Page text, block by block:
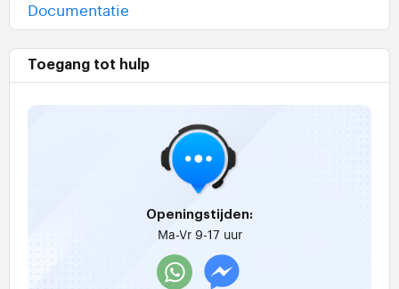
Documentatie
Toegang tot hulp
Openingstijden:
Ma-Vr 9-17 uur